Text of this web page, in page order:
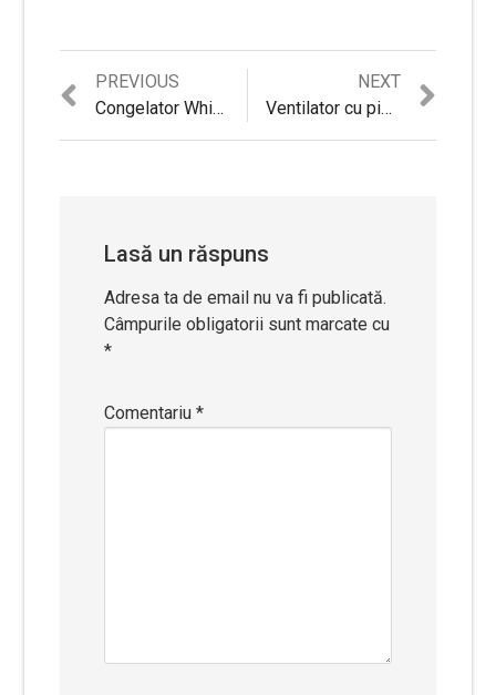
Navigare
PREVIOUS
Previous
post:
Congelator Whirlpool AFB601AP, 88 l, H 85 cm, 4 Sertare, Clasa A+, Alb
NEXT
post:
Ventilator cu picior Heinner HXSF-163BK, 55W, 40 cm diametru, temporizator, functie oscilare, 3 trepte de viteza, Negru
Lasă un răspuns
Adresa ta de email nu va fi publicată.
Câmpurile obligatorii sunt marcate cu
*
Comentariu*